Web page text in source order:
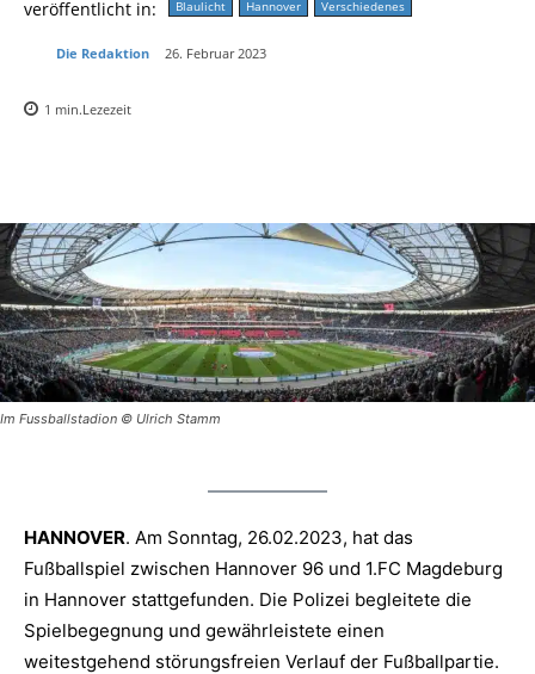
veröffentlicht in: Blaulicht Hannover Verschiedenes
Die Redaktion 26. Februar 2023
1 min.Lezezeit
Im Fussballstadion © Ulrich Stamm
HANNOVER. Am Sonntag, 26.02.2023, hat das
Fußballspiel zwischen Hannover 96 und 1.FC Magdeburg
in Hannover stattgefunden. Die Polizei begleitete die
Spielbegegnung und gewährleistete einen
weitestgehend störungsfreien Verlauf der Fußballpartie.